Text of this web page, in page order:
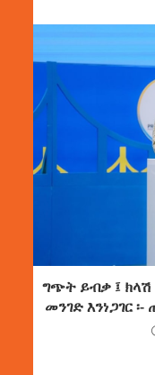
ግጭት ይብቃ ፤
መንገድ እንነጋገር